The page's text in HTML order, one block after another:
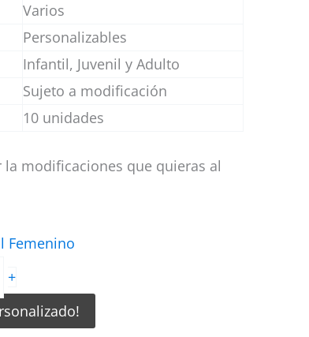
Varios
Personalizables
Infantil, Juvenil y Adulto
Sujeto a modificación
10 unidades
la modificaciones que quieras al
Femenino
+